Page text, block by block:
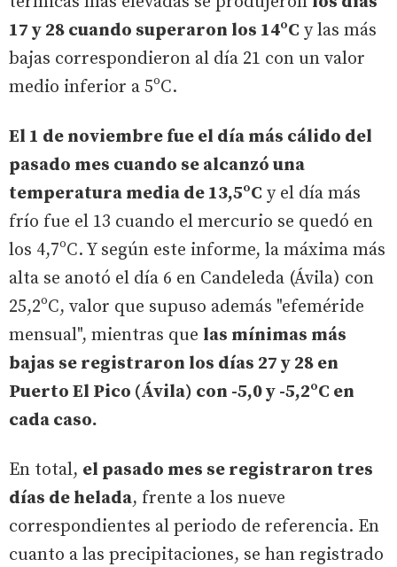
17 y 28 cuando superaron los 14ºC y las más
bajas correspondieron al día 21 con un valor
medio inferior a 5ºC.
El 1 de noviembre fue el día más cálido del
pasado mes cuando se alcanzó una
temperatura media de 13,5ºC y el día más
frío fue el 13 cuando el mercurio se quedó en
los 4,7ºC. Y según este informe, la máxima más
alta se anotó el día 6 en Candeleda (Ávila) con
25,2ºC, valor que supuso además "efeméride
mensual", mientras que las mínimas más
bajas se registraron los días 27 y 28 en
Puerto El Pico (Ávila) con -5,0 y -5,2ºC en
cada caso.
En total, el pasado mes se registraron tres
días de helada, frente a los nueve
correspondientes al periodo de referencia. En
cuanto a las precipitaciones, se han registrado